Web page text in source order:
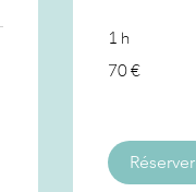
1 h
euros
70 €
Réserver